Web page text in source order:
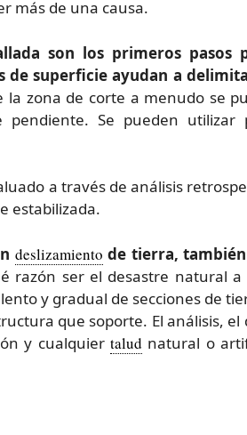
más de una causa.
son los primeros pasos
superficie ayudan a
la zona de corte a menudo se
pendiente. Se pueden
a través de análisis
estabilizada.
deslizamiento de tierra,
razón ser el desastre natural
y gradual de secciones de
que soporte. El análisis,
y cualquier talud natural o